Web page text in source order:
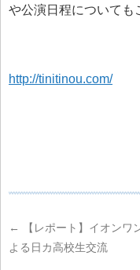
や公演日程についても
http://tinitinou.com/
←
【レポート】イオンワ
よる日カ高校生交流